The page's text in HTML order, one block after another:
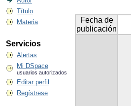
Título
Materia
Servicios
Alertas
Mi DSpace
usuarios autorizados
Editar perfil
Regístrese
Fecha de
publicación